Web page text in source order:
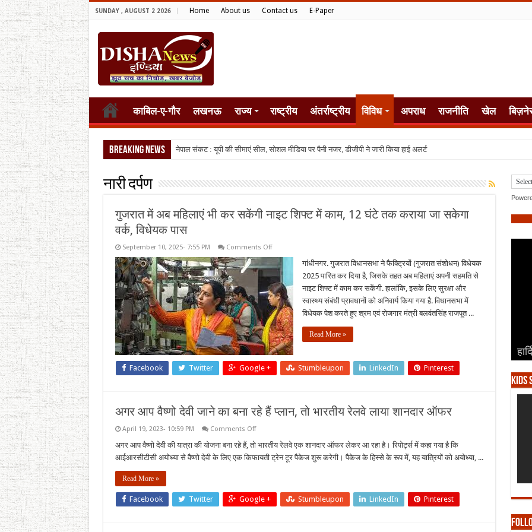
SUNDAY , AUGUST 2 2026 Home About us Contact us E-Paper
काबिल-ए-गौर लखनऊ राज्य राष्ट्रीय अंतर्राष्ट्रीय विविध अपराध राजनीति खेल
Breaking News नेपाल संकट : यूपी की सीमाएं सील, सोशल मीडिया पर पैनी नजर, डीजीपी ने जारी किया हाई अलर्ट
नारी दर्पण
गुजरात में अब महिलाएं भी कर सकेंगी नाइट शिफ्ट में काम, 12 घंटे तक कराया जा सकेगा
वर्क, विधेयक पास
September 10, 2025- 7:55 PM Comments Offon
अब
महिलाएं
भी
कर
सकेंगी
नाइट
शिफ्ट
में
काम,
12
घंटे
तक
कराया
सकेगा
गांधीनगर. गुजरात विधानसभा ने फैक्ट्रियों (गुजरात संशोधन) विधेयक
2025 पारित कर दिया है, जिसके तहत अब महिलाएं अपनी सहमति से
नाइट शिफ्ट में काम कर सकेंगी. हालांकि, इसके लिए सुरक्षा और
स्वास्थ्य संबंधी प्रावधानों को अनिवार्य किया गया है. विधानसभा में
विधेयक पेश करते हुए श्रम एवं रोजगार मंत्री बलवंतसिंह राजपूत ...
Read More »
Facebook Twitter Google + Stumbleupon LinkedIn Pinterest
अगर आप वैष्णो देवी जाने का बना रहे हैं प्लान, तो भारतीय रेलवे लाया शानदार ऑफर
April 19, 2023- 10:59 PM Comments Offon
आप
देवी
हैं
प्लान,
अगर आप वैष्णो देवी की यात्रा की योजना बना रहे हैं, तो भारतीय रेलवे एक शानदार ऑफर लेकर आ रहा है। रिपोर्ट्स में कहा गया है कि
आईआरसीटीसी अयोध्या से वैष्णो देवी के लिए एक किफायती ट्रेन टूर पैकेज शुरू करेगी। पैकेज के हिस्से के रूप में, यह यात्रियों को अयोध्या, ...
Read More »
Facebook Twitter Google + Stumbleupon LinkedIn Pinterest
Kids